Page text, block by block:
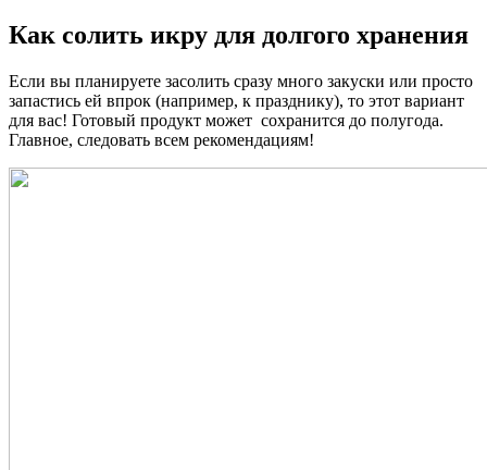
Как солить икру для долгого хранения
Если вы планируете засолить сразу много закуски или просто
запастись ей впрок (например, к празднику), то этот вариант
для вас! Готовый продукт может сохранится до полугода.
Главное, следовать всем рекомендациям!